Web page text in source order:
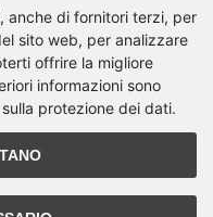
anche di fornitori terzi, per
sito web, per analizzare
offrire la migliore
informazioni sono
protezione dei dati.